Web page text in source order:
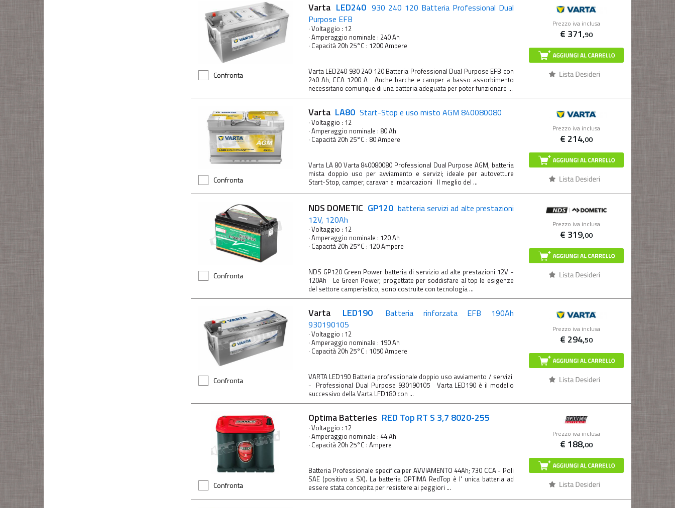
Confronta
Prezzo iva inclusa
€ 371,90
Varta LED240 930 240 120 Batteria Professional Dual
Purpose EFB
· Voltaggio : 12
· Amperaggio nominale : 240 Ah
· Capacità 20h 25°C : 1200 Ampere
Varta LED240 930 240 120 Batteria Professional Dual Purpose EFB con
240 Ah, CCA 1200 A Anche barche e camper a basso assorbimento
necessitano comunque di una batteria adeguata per poter funzionare ...
Confronta
Prezzo iva inclusa
€ 214,00
Varta LA80 Start-Stop e uso misto AGM 840080080
· Voltaggio : 12
· Amperaggio nominale : 80 Ah
· Capacità 20h 25°C : 80 Ampere
Varta LA 80 Varta 840080080 Professional Dual Purpose AGM, batteria
mista doppio uso per avviamento e servizi; ideale per autovetture
Start-Stop, camper, caravan e imbarcazioni Il meglio del ...
Confronta
Prezzo iva inclusa
€ 319,00
NDS DOMETIC GP120 batteria servizi ad alte prestazioni
12V, 120Ah
· Voltaggio : 12
· Amperaggio nominale : 120 Ah
· Capacità 20h 25°C : 120 Ampere
NDS GP120 Green Power batteria di servizio ad alte prestazioni 12V -
120Ah Le Green Power, progettate per soddisfare al top le esigenze
del settore camperistico, sono costruite con tecnologia ...
Confronta
Prezzo iva inclusa
€ 294,50
Varta LED190
Batteria rinforzata EFB 190Ah
930190105
· Voltaggio : 12
· Amperaggio nominale : 190 Ah
· Capacità 20h 25°C : 1050 Ampere
VARTA LED190 Batteria professionale doppio uso avviamento / servizi
- Professional Dual Purpose 930190105 Varta LED190 è il modello
successivo della Varta LFD180 con ...
Confronta
Prezzo iva inclusa
€ 188,00
Optima Batteries RED Top RT S 3,7 8020-255
· Voltaggio : 12
· Amperaggio nominale : 44 Ah
· Capacità 20h 25°C : Ampere
Batteria Professionale specifica per AVVIAMENTO 44Ah; 730 CCA - Poli
SAE (positivo a SX). La batteria OPTIMA RedTop è l' unica batteria ad
essere stata concepita per resistere ai peggiori ...